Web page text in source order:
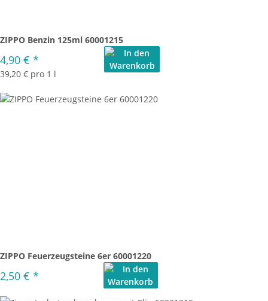
ZIPPO Benzin 125ml 60001215
4,90 € *
39,20 € pro 1 l
ZIPPO Feuerzeugsteine 6er 60001220
2,50 € *